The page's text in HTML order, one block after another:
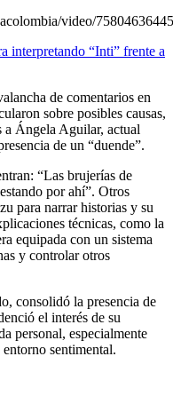
video/
interpretando “Inti” frente a
de comentarios en
sobre posibles causas,
a Ángela Aguilar, actual
de un “duende”.
“Las brujerías de
por ahí”. Otros
para narrar historias y su
técnicas, como la
equipada con un sistema
y controlar otros
consolidó la presencia de
el interés de su
personal, especialmente
sentimental.